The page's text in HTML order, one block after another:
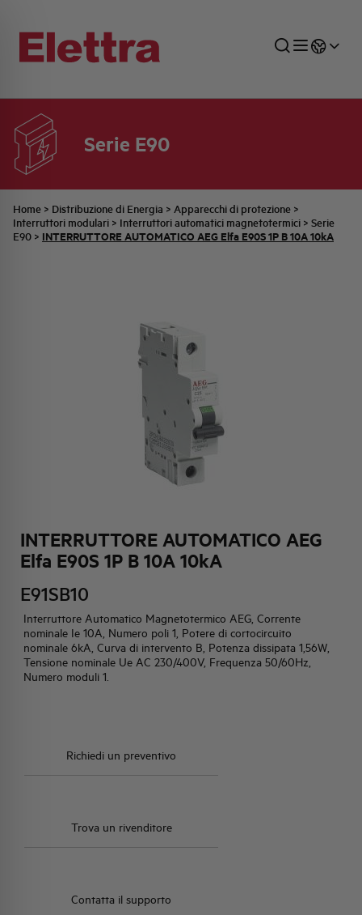
Serie E90
Home > Distribuzione di Energia > Apparecchi di protezione >
Interruttori modulari > Interruttori automatici magnetotermici > Serie
E90 > INTERRUTTORE AUTOMATICO AEG Elfa E90S 1P B 10A 10kA
INTERRUTTORE AUTOMATICO AEG
Elfa E90S 1P B 10A 10kA
E91SB10
Interruttore Automatico Magnetotermico AEG, Corrente
nominale Ie 10A, Numero poli 1, Potere di cortocircuito
nominale 6kA, Curva di intervento B, Potenza dissipata 1,56W,
Tensione nominale Ue AC 230/400V, Frequenza 50/60Hz,
Numero moduli 1.
Richiedi un preventivo
Trova un rivenditore
Contatta il supporto
SETTORI
INDUSTRIALE
DISTRIBUZIONE DI ENERGIA
AUTOMAZIONE INDUSTRIALE
RETE COMMERCIALE
UFFICIO TECNICO
PREVENTIVAZIONE
COMMESSE QUADRI
AZIENDA
FAMIGLIA BELLINI
IDENTITÀ AZIENDALE
ATTIVITÀ E MERCATI
TUTTE LE NEWS
ULTIME NOTIZIE ISTITUZIONALI
JOB CAREERS
PARTNER